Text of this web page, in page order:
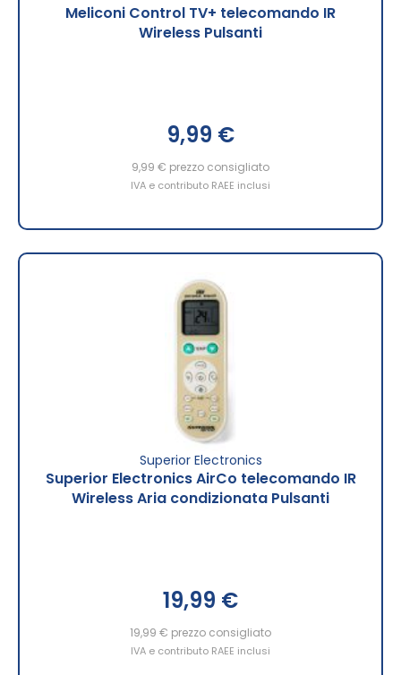
Meliconi Control TV+ telecomando IR
Wireless Pulsanti
9,99 €
9,99 € prezzo consigliato
IVA e contributo RAEE inclusi
Superior Electronics
Superior Electronics AirCo telecomando IR
Wireless Aria condizionata Pulsanti
19,99 €
19,99 € prezzo consigliato
IVA e contributo RAEE inclusi